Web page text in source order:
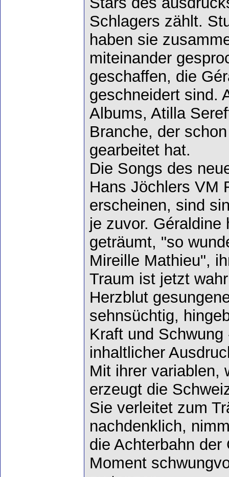
Schlagers zählt.
haben sie
miteinander
geschaffen, die
geschneidert sind.
Albums, Atilla
Branche, der
gearbeitet hat.
Die Songs des
Hans Jöchlers VM
erscheinen, sind
je zuvor. Géraldine
geträumt, "so
Mireille Mathieu",
Traum ist jetzt
Herzblut
sehnsüchtig,
Kraft und
inhaltlicher
Mit ihrer variablen,
erzeugt die
Sie verleitet zum
nachdenklich,
die Achterbahn
Moment